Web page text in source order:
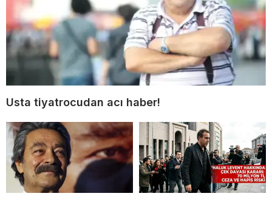
Usta tiyatrocudan acı haber!